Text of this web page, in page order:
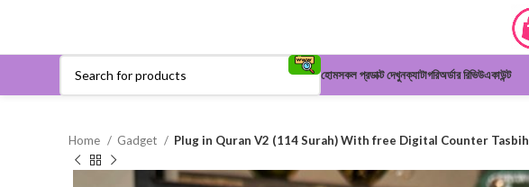
হোমসকল প্রডাক্ট দেখুনক্যাটাগরিঅর্ডার রিভিউএকাউন্ট
Home Gadget Plug in Quran V2 (114 Surah) With free Digital Counter Tasbih